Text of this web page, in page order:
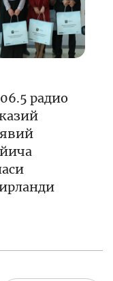
радио